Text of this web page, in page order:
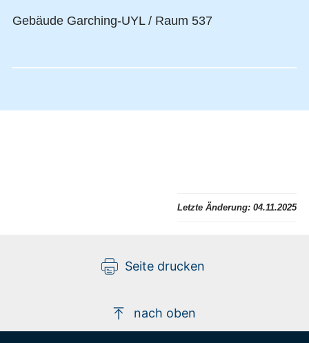
Gebäude Garching-UYL / Raum 537
Letzte Änderung: 04.11.2025
Seite drucken
nach oben